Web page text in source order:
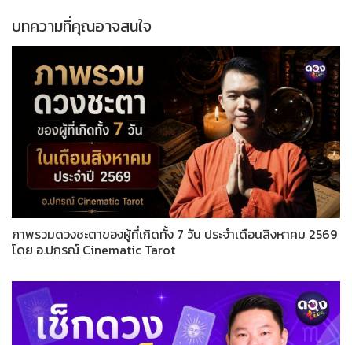
บทความที่คุณอาจสนใจ
ภาพรวมดวงชะตาของผู้ที่เกิดทั้ง 7 วัน ประจำเดือนสิงหาคม 2569
โดย อ.ปกรณ์ Cinematic Tarot